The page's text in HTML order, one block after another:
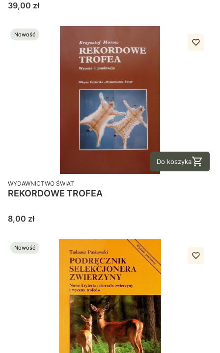
Cena
39,00 zł
Nowość
Do koszyka
PRODUCENT
WYDAWNICTWO ŚWIAT
REKORDOWE TROFEA
Cena
8,00 zł
Nowość